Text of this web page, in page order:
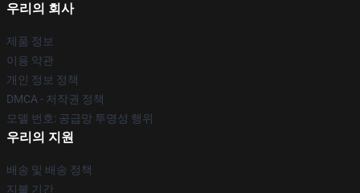
우리의 회사
제품 정보
이용 약관
개인 정보 정책
DMCA - 저작권 정책
모델 번호: 공급망 투명성 행위
우리의 지원
배송 및 배송 정책
지불 기간